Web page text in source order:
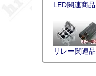
LED関連商品
リレー関連品